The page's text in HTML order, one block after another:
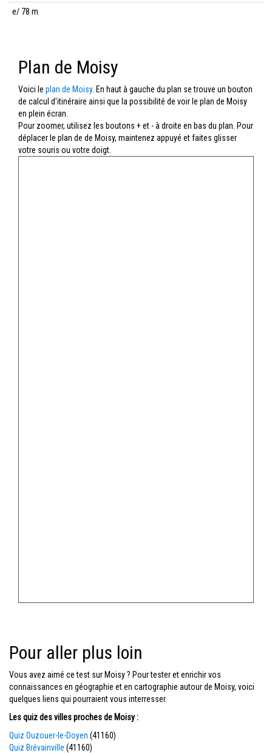
e/ 78 m
Plan de Moisy
Voici le plan de Moisy. En haut à gauche du plan se trouve un bouton
de calcul d'itinéraire ainsi que la possibilité de voir le plan de Moisy
en plein écran.
Pour zoomer, utilisez les boutons + et - à droite en bas du plan. Pour
déplacer le plan de de Moisy, maintenez appuyé et faites glisser
votre souris ou votre doigt.
Pour aller plus loin
Vous avez aimé ce test sur Moisy ? Pour tester et enrichir vos
connaissances en géographie et en cartographie autour de Moisy, voici
quelques liens qui pourraient vous interresser.
Les quiz des villes proches de Moisy :
Quiz Ouzouer-le-Doyen (41160)
Quiz Brévainville (41160)